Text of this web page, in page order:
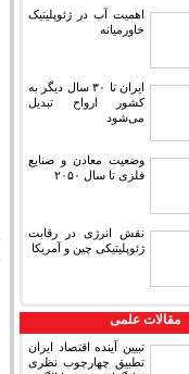
اهمیت آب در ژئوپلیتیک
خاورمیانه
ایران تا ۳۰ سال دیگر به
کشور ارواح تبدیل
می‌شود
وضعیت معادن و صنایع
فلزی تا سال ۲۰۵۰
نقش انرژی در رقابت
ژئوپلیتیکی چین و آمریکا
مقالات علمی
تبیین آینده اقتصاد ایران
تطبیق چهارچوب نظری